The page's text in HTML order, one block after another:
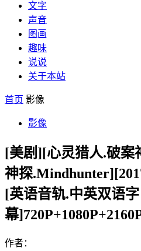
文字
声音
图画
趣味
说说
关于本站
首页 影像
影像
[美剧][心灵猎人.破案
神探
[英语音轨.中英双语字
幕
作者：